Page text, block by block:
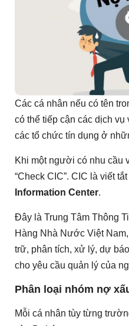
Các cá nhân nếu có tên
có thể tiếp cận các dịch
các tổ chức tín dụng ở
Khi một người có nhu cầu
“Check CIC”. CIC là viết
Information Center.
Đây là Trung Tâm Thông
Hàng Nhà Nước Việt
trữ, phân tích, xử lý, dự
cho yêu cầu quản lý của
Phân loại nhóm nợ
Mỗi cá nhân tùy từng